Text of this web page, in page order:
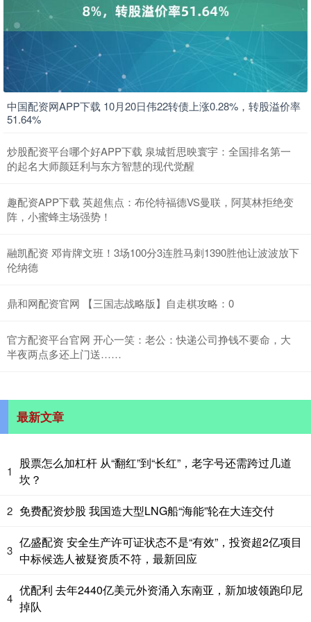
中国配资网APP下载 10月20日伟22转债上涨0.28%，转股溢价率
51.64%
炒股配资平台哪个好APP下载 泉城哲思映寰宇：全国排名第一
的起名大师颜廷利与东方智慧的现代觉醒
趣配资APP下载 英超焦点：布伦特福德VS曼联，阿莫林拒绝变
阵，小蜜蜂主场强势！
融凯配资 邓肯牌文班！3场100分3连胜马刺1390胜他让波波放下
伦纳德
鼎和网配资官网 【三国志战略版】自走棋攻略：0
官方配资平台官网 开心一笑：老公：快递公司挣钱不要命，大
半夜两点多还上门送……
最新文章
1
股票怎么加杠杆 从“翻红”到“长红”，老字号还需跨过几道
坎？
2 免费配资炒股 我国造大型LNG船“海能”轮在大连交付
3
亿盛配资 安全生产许可证状态不是“有效”，投资超2亿项目
中标候选人被疑资质不符，最新回应
4
优配利 去年2440亿美元外资涌入东南亚，新加坡领跑印尼
掉队